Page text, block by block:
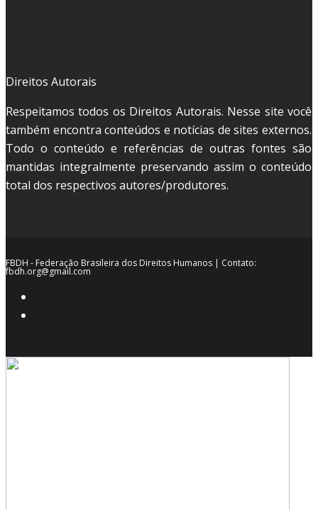
Direitos Autorais
Respeitamos todos os Direitos Autorais. Nesse site você
também encontra conteúdos e notícias de sites externos.
Todo o conteúdo e referências de outras fontes são
mantidas integralmente preservando assim o conteúdo
total dos respectivos autores/produtores.
FBDH - Federação Brasileira dos Direitos Humanos | Contato:
fbdh.org@gmail.com